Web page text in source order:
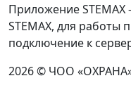
Приложение STEMAX
STEMAX, для
подключение к
2026 © ЧОО